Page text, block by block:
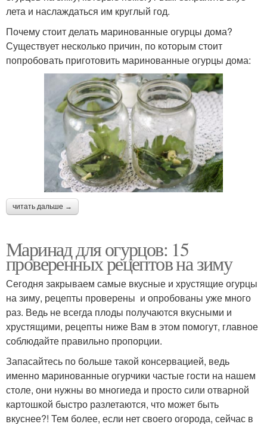
лета и наслаждаться им круглый год.
Почему стоит делать маринованные огурцы дома?
Существует несколько причин, по которым стоит
попробовать приготовить маринованные огурцы дома:
читать дальше →
Маринад для огурцов: 15
проверенных рецептов на зиму
Сегодня закрываем самые вкусные и хрустящие огурцы
на зиму, рецепты проверены и опробованы уже много
раз. Ведь не всегда плоды получаются вкусными и
хрустящими, рецепты ниже Вам в этом помогут, главное
соблюдайте правильно пропорции.
Запасайтесь по больше такой консервацией, ведь
именно маринованные огурчики частые гости на нашем
столе, они нужны во многиеда и просто сили отварной
картошкой быстро разлетаются, что может быть
вкуснее?! Тем более, если нет своего огорода, сейчас в